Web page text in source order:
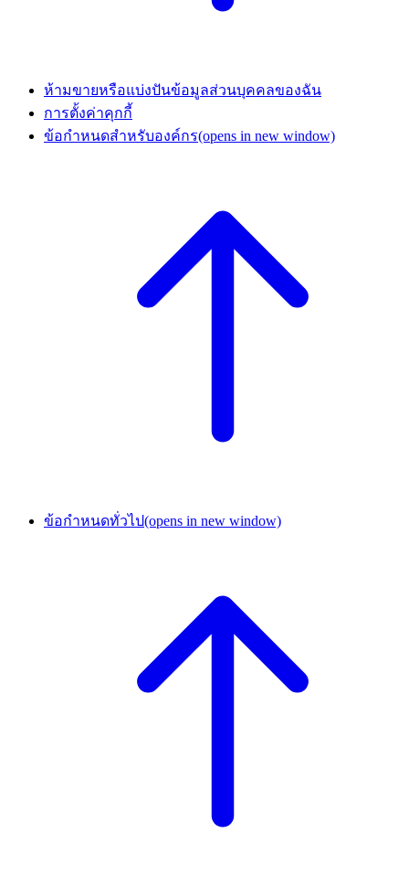
ห้ามขายหรือแบ่งปันข้อมูลส่วนบุคคลของฉัน
การตั้งค่าคุกกี้
ข้อกำหนดสำหรับองค์กร(opens in new window)
ข้อกำหนดทั่วไป(opens in new window)